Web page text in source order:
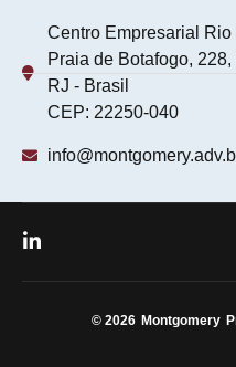
Centro Empresarial Rio
Praia de Botafogo,
RJ - Brasil
CEP: 22250-040
© 2026 Montgomery